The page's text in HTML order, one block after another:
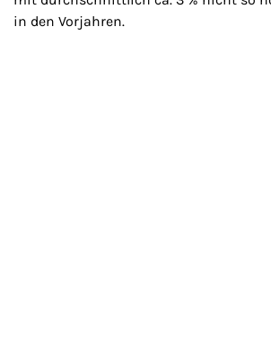
in den Vorjahren.